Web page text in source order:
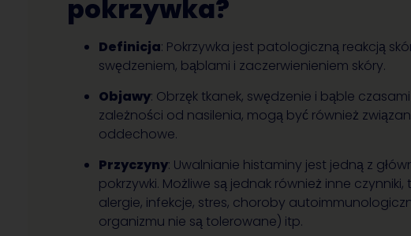
pokrzywka?
Definicja: Pokrzywka jest patologiczną reakcją
swędzeniem, bąblami i zaczerwienieniem skóry.
Objawy: Obrzęk tkanek, swędzenie i bąble
zależności od nasilenia, mogą być również
oddechowe.
Przyczyny: Uwalnianie histaminy jest jedną z
pokrzywki. Możliwe są jednak również inne
alergie, infekcje, stres, choroby
organizmu nie są tolerowane) itp.